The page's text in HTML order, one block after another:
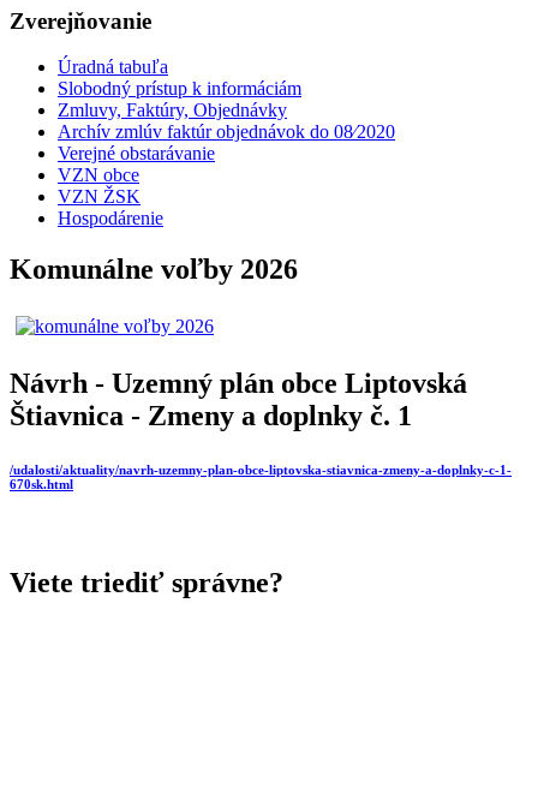
Zverejňovanie
Úradná tabuľa
Slobodný prístup k informáciám
Zmluvy, Faktúry, Objednávky
Archív zmlúv faktúr objednávok do 08⁄2020
Verejné obstarávanie
VZN obce
VZN ŽSK
Hospodárenie
Komunálne voľby 2026
Návrh - Uzemný plán obce Liptovská
Štiavnica - Zmeny a doplnky č. 1
/udalosti/aktuality/navrh-uzemny-plan-obce-liptovska-stiavnica-zmeny-a-doplnky-c-1-
670sk.html
Viete triediť správne?